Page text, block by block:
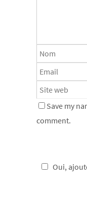
Save my
comment.
Oui,